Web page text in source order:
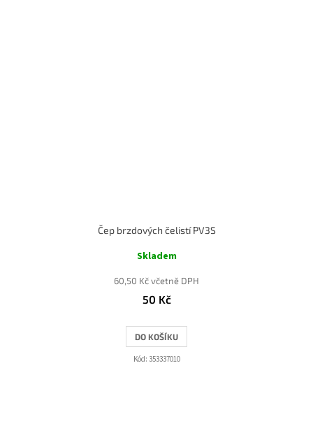
Čep brzdových čelistí PV3S
Skladem
60,50 Kč včetně DPH
50 Kč
DO KOŠÍKU
Kód: 353337010